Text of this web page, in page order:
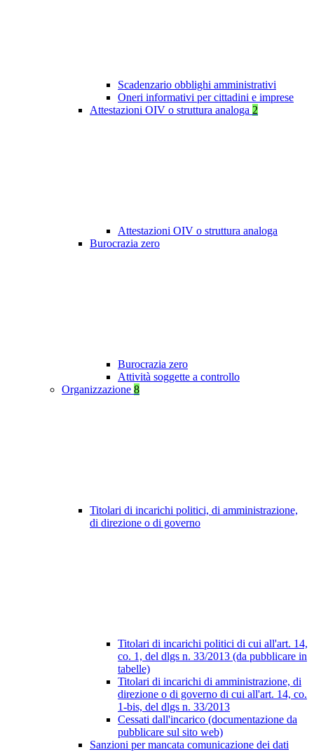
Scadenzario obblighi amministrativi
Oneri informativi per cittadini e imprese
Attestazioni OIV o struttura analoga 2
Attestazioni OIV o struttura analoga
Burocrazia zero
Burocrazia zero
Attività soggette a controllo
Organizzazione 8
Titolari di incarichi politici, di amministrazione,
di direzione o di governo
Titolari di incarichi politici di cui all'art. 14,
co. 1, del dlgs n. 33/2013 (da pubblicare in
tabelle)
Titolari di incarichi di amministrazione, di
direzione o di governo di cui all'art. 14, co.
1-bis, del dlgs n. 33/2013
Cessati dall'incarico (documentazione da
pubblicare sul sito web)
Sanzioni per mancata comunicazione dei dati